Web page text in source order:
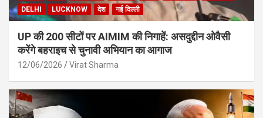
DELHI
LUCKNOW देश नई दिल्ली
UP की 200 सीटों पर AIMIM की निगाहें: असदुद्दीन ओवैसी
करेंगे बहराइच से चुनावी अभियान का आगाज
12/06/2026 Virat Sharma